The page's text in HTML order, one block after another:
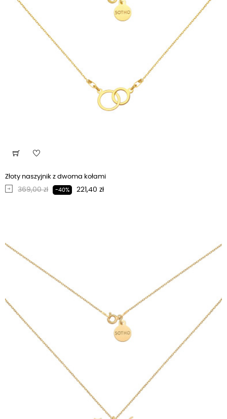
Złoty naszyjnik z dwoma kołami
Regularna cena
369,00 zł -40% Cena
221,40 zł